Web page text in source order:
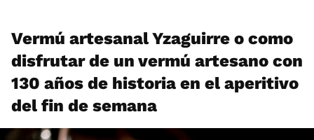
Vermú artesanal Yzaguirre o como
disfrutar de un vermú artesano con
130 años de historia en el aperitivo
del fin de semana